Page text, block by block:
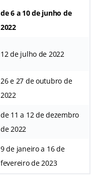
de 6 a 10 de junho de
2022
12 de julho de 2022
26 e 27 de outubro de
2022
de 11 a 12 de dezembro
de 2022
9 de janeiro a 16 de
fevereiro de 2023